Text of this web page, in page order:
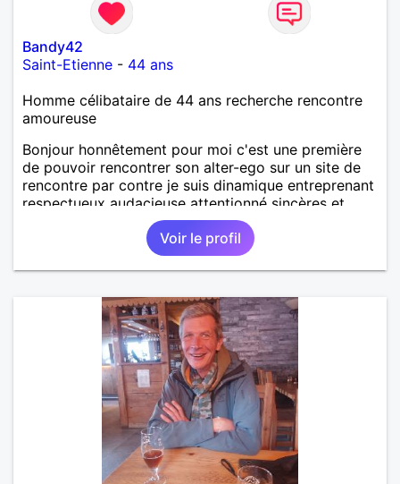
Bandy42
Saint-Etienne - 44 ans
Homme célibataire de 44 ans recherche rencontre
amoureuse
Bonjour honnêtement pour moi c'est une première
de pouvoir rencontrer son alter-ego sur un site de
rencontre par contre je suis dinamique entreprenant
respectueux audacieuse attentionné sincères et
expressif et j' aime surtout les câlins et à les
partager avec humour et amour bisous à+ à bientôt
Voir le profil